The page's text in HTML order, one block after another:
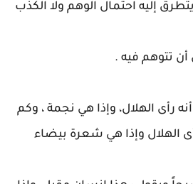
إليه احتمال الوهم ولا الكذب
أن تتوهم فيه .
رأى الهلال، وإذا هي نجمة ، وكم
الهلال وإذا هي شعرة بيضاء